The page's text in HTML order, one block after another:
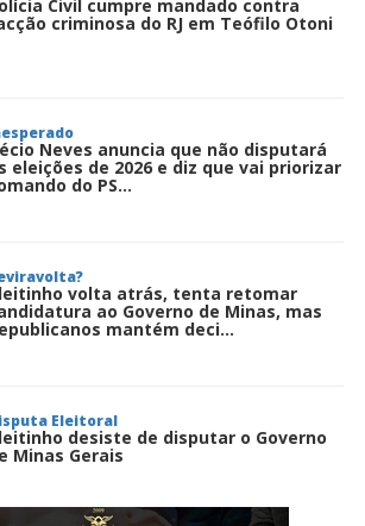
Civil cumpre mandado contra
criminosa do RJ em Teófilo Otoni
Neves anuncia que não disputará
eleições de 2026 e diz que vai priorizar
do PS...
volta atrás, tenta retomar
ao Governo de Minas, mas
mantém deci...
Eleitoral
desiste de disputar o Governo
Minas Gerais